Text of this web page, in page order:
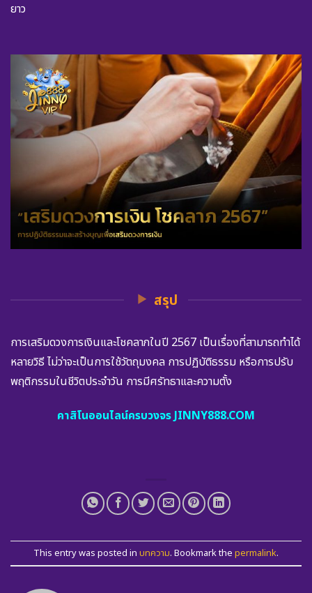
ยาว
สรุป
การเสริมดวงการเงินและโชคลาภในปี 2567 เป็นเรื่องที่สามารถทำได้
หลายวิธี ไม่ว่าจะเป็นการใช้วัตถุมงคล การปฏิบัติธรรม หรือการปรับ
พฤติกรรมในชีวิตประจำวัน การมีศรัทธาและความตั้ง
คาสิโนออนไลน์ครบวงจร JINNY888.COM
This entry was posted in บทความ. Bookmark the permalink.